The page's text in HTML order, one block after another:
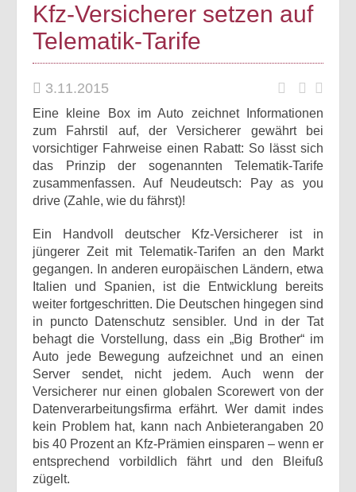
Kfz-Versicherer setzen auf
Telematik-Tarife
3.11.2015
Eine kleine Box im Auto zeichnet Informationen
zum Fahrstil auf, der Versicherer gewährt bei
vorsichtiger Fahrweise einen Rabatt: So lässt sich
das Prinzip der sogenannten Telematik-Tarife
zusammenfassen. Auf Neudeutsch: Pay as you
drive (Zahle, wie du fährst)!
Ein Handvoll deutscher Kfz-Versicherer ist in
jüngerer Zeit mit Telematik-Tarifen an den Markt
gegangen. In anderen europäischen Ländern, etwa
Italien und Spanien, ist die Entwicklung bereits
weiter fortgeschritten. Die Deutschen hingegen sind
in puncto Datenschutz sensibler. Und in der Tat
behagt die Vorstellung, dass ein „Big Brother“ im
Auto jede Bewegung aufzeichnet und an einen
Server sendet, nicht jedem. Auch wenn der
Versicherer nur einen globalen Scorewert von der
Datenverarbeitungsfirma erfährt. Wer damit indes
kein Problem hat, kann nach Anbieterangaben 20
bis 40 Prozent an Kfz-Prämien einsparen – wenn er
entsprechend vorbildlich fährt und den Bleifuß
zügelt.